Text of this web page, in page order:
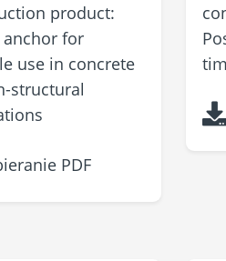
product:
anchor for
use in concrete
structural
PDF